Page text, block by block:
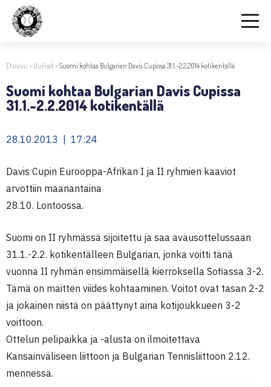
Etusivu > Uutiset>Suomi kohtaa Bulgarian Davis Cupissa 31.1.-2.2.2014 kotikentällä
Suomi kohtaa Bulgarian Davis Cupissa
31.1.-2.2.2014 kotikentällä
28.10.2013 | 17:24
Davis Cupin Eurooppa-Afrikan I ja II ryhmien kaaviot
arvottiin maanantaina
28.10. Lontoossa.
Suomi on II ryhmässä sijoitettu ja saa avausottelussaan
31.1.-2.2. kotikentälleen Bulgarian, jonka voitti tänä
vuonna II ryhmän ensimmäisellä kierroksella Sofiassa 3-2.
Tämä on maitten viides kohtaaminen. Voitot ovat tasan 2-2
ja jokainen niistä on päättynyt aina kotijoukkueen 3-2
voittoon.
Ottelun pelipaikka ja -alusta on ilmoitettava
Kansainväliseen liittoon ja Bulgarian Tennisliittoon 2.12.
mennessä.